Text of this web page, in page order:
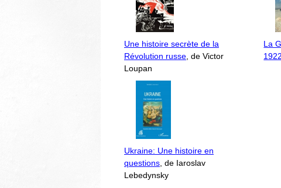
Une histoire secrète de la
Révolution russe , de Victor
Loupan
La
1922
Ukraine: Une histoire en
questions , de Iaroslav
Lebedynsky